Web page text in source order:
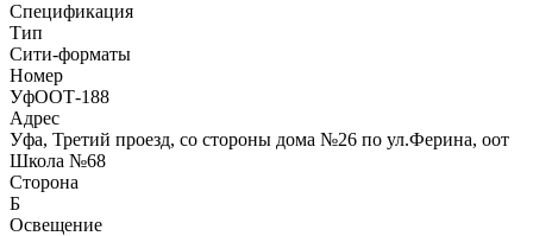
Спецификация
Тип
Сити-форматы
Номер
УфООТ-188
Адрес
Уфа, Третий проезд, со стороны дома №26 по ул.Ферина, оот
Школа №68
Сторона
Б
Освещение